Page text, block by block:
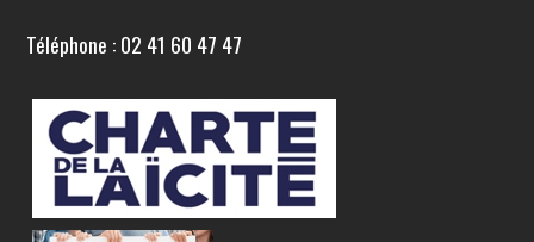
Téléphone : 02 41 60 47 47